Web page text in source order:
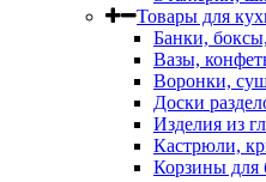
Товары для
Банки,
Вазы,
Воронки,
Доски
Изделия из
Кастрюли,
Корзины для